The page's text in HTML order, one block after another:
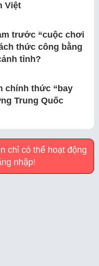
Việt
trước “cuộc chơi
thức công bằng
tỉnh?
chính thức “bay
Trung Quốc
chỉ có thể hoạt động
nhập!